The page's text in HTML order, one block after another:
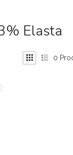
Elasta
0